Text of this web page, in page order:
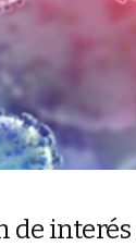
interés